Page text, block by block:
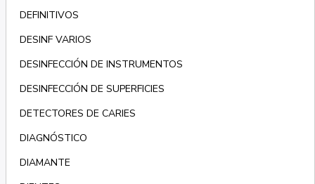
DEFINITIVOS
DESINF VARIOS
DESINFECCIÓN DE INSTRUMENTOS
DESINFECCIÓN DE SUPERFICIES
DETECTORES DE CARIES
DIAGNÓSTICO
DIAMANTE